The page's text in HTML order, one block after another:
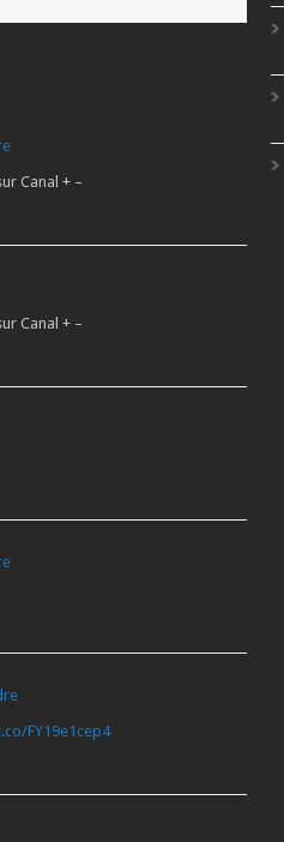
Canal + –
Canal + –
FY19e1cep4